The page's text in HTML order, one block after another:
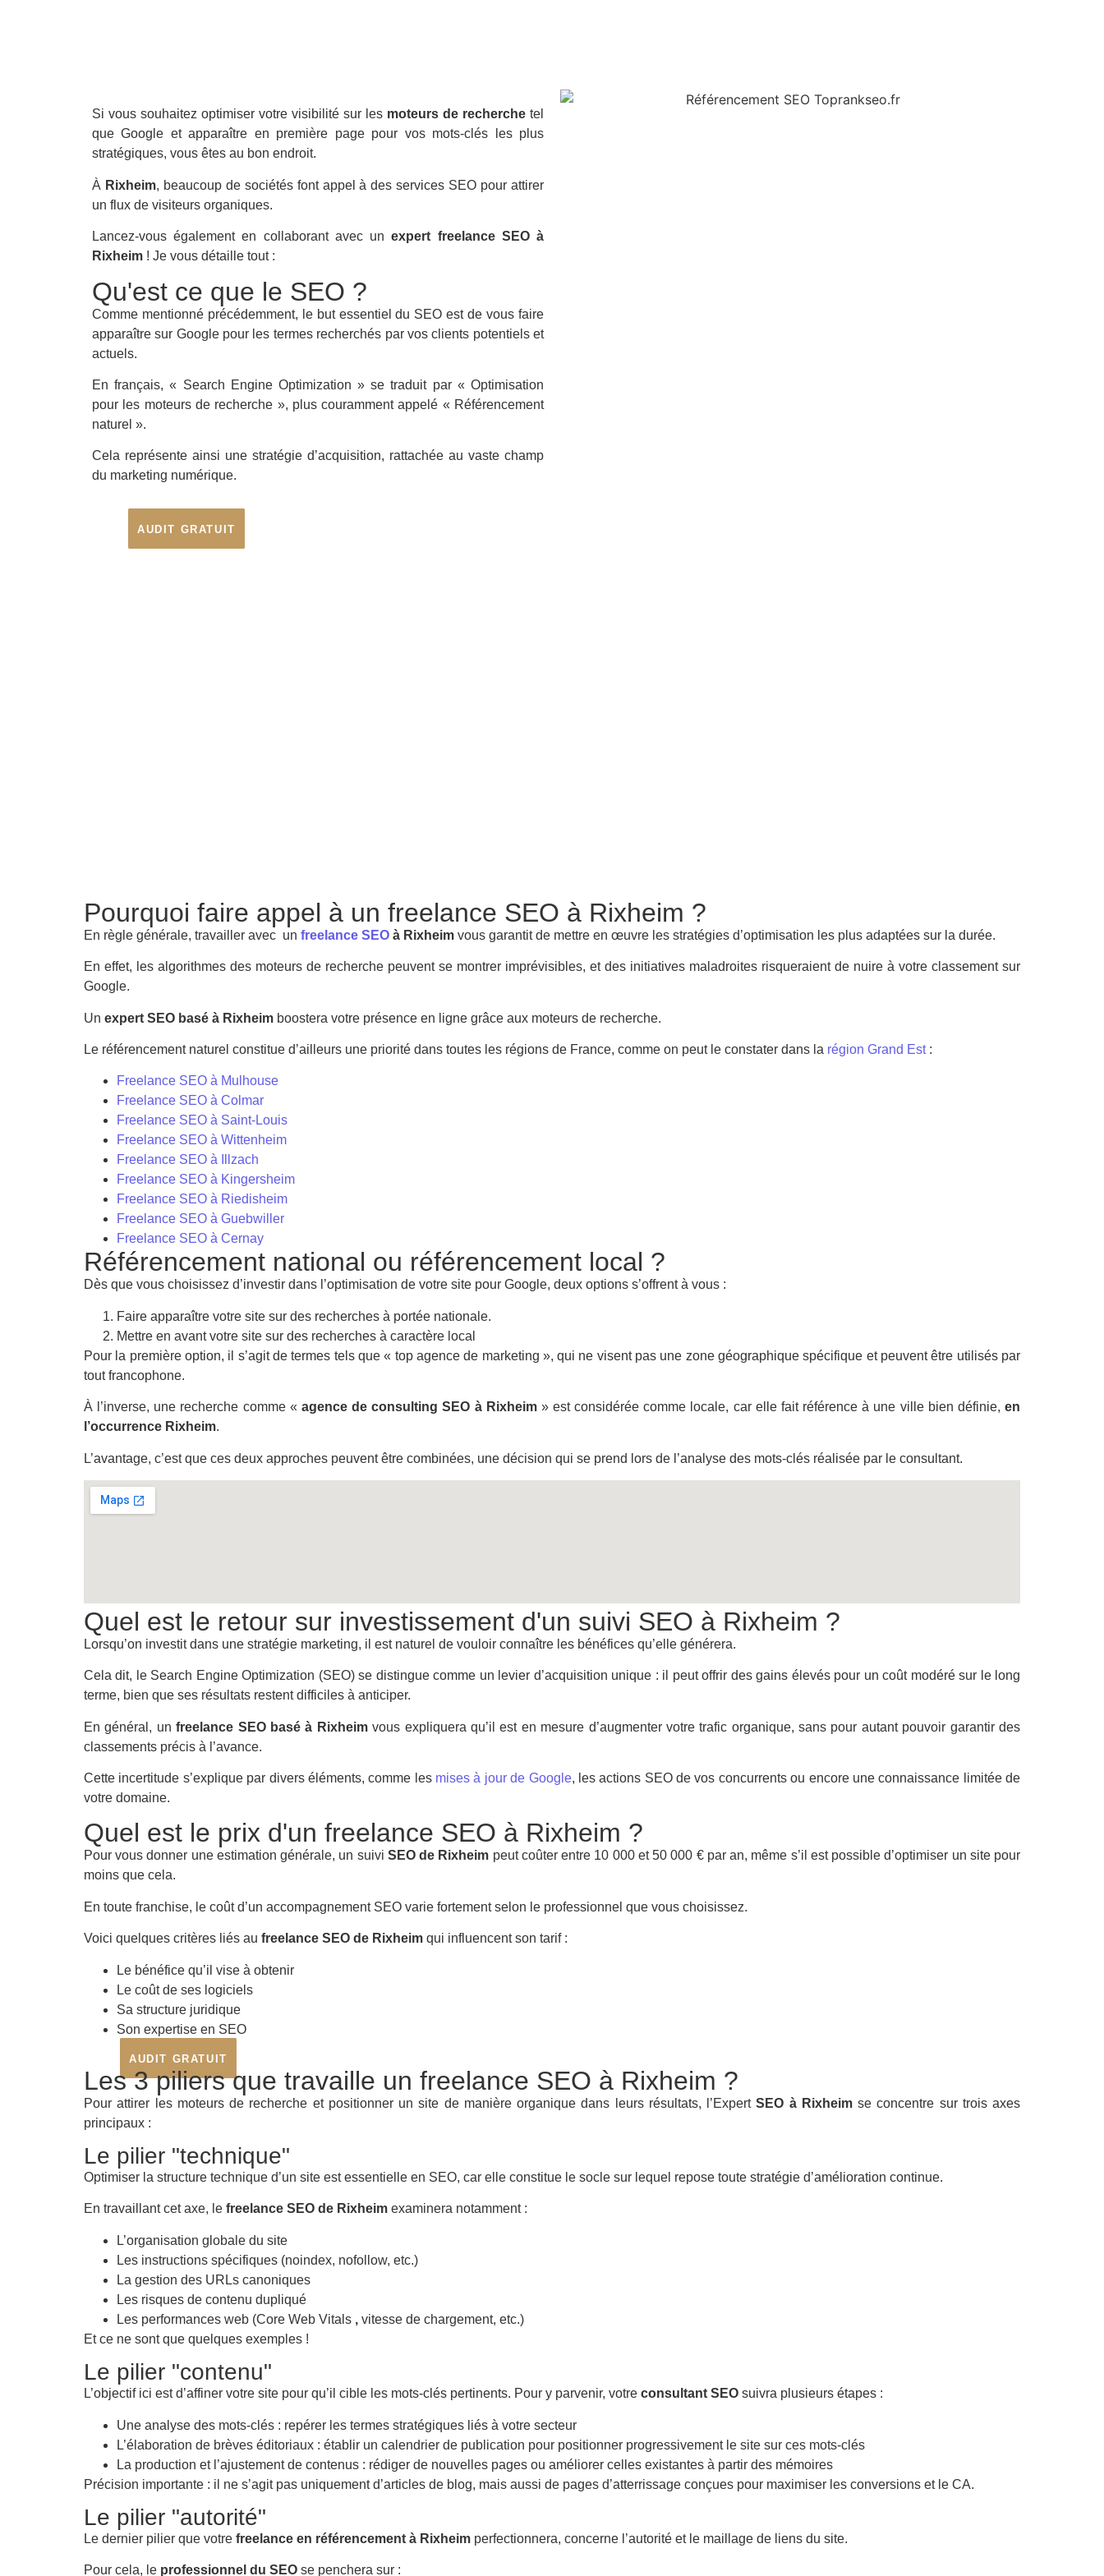
Si vous souhaitez optimiser votre visibilité sur les moteurs de recherche tel
que Google et apparaître en première page pour vos mots-clés les plus
stratégiques, vous êtes au bon endroit.
À Rixheim, beaucoup de sociétés font appel à des services SEO pour attirer
un flux de visiteurs organiques.
Lancez-vous également en collaborant avec unexpert freelance SEO à
Rixheim ! Je vous détaille tout :
Qu'est ce que le SEO ?
Comme mentionné précédemment, le but essentiel du SEO est de vous faire
apparaître sur Google pour les termes recherchés par vos clients potentiels et
actuels.
En français, « Search Engine Optimization » se traduit par « Optimisation
pour les moteurs de recherche », plus couramment appelé « Référencement
naturel ».
Cela représente ainsi une stratégie d’acquisition, rattachée au vaste champ
du marketing numérique.
AUDIT GRATUIT
Pourquoi faire appel à un freelance SEO à Rixheim ?
En règle générale, travailler avec un freelance SEO à Rixheim vous garantit de mettre en œuvre les stratégies d’optimisation les plus adaptées sur la durée.
En effet, les algorithmes des moteurs de recherche peuvent se montrer imprévisibles, et des initiatives maladroites risqueraient de nuire à votre classement sur
Google.
Un expert SEO basé à Rixheim boostera votre présence en ligne grâce aux moteurs de recherche.
Le référencement naturel constitue d’ailleurs une priorité dans toutes les régions de France, comme on peut le constater dans la région Grand Est:
Freelance SEO à Mulhouse
Freelance SEO à Colmar
Freelance SEO à Saint-Louis
Freelance SEO à Wittenheim
Freelance SEO à Illzach
Freelance SEO à Kingersheim
Freelance SEO à Riedisheim
Freelance SEO à Guebwiller
Freelance SEO à Cernay
Référencement national ou référencement local ?
Dès que vous choisissez d’investir dans l’optimisation de votre site pour Google, deux options s’offrent à vous :
Faire apparaître votre site sur des recherches à portée nationale.
Mettre en avant votre site sur des recherches à caractère local
Pour la première option, il s’agit de termes tels que « top agence de marketing », qui ne visent pas une zone géographique spécifique et peuvent être utilisés par
tout francophone.
À l’inverse, une recherche comme « agence de consulting SEO à Rixheim» est considérée comme locale, car elle fait référence à une ville bien définie,en
l’occurrence Rixheim.
L’avantage, c’est que ces deux approches peuvent être combinées, une décision qui se prend lors de l’analyse des mots-clés réalisée par le consultant.
Quel est le retour sur investissement d'un suivi SEO à Rixheim ?
Lorsqu’on investit dans une stratégie marketing, il est naturel de vouloir connaître les bénéfices qu’elle générera.
Cela dit, le Search Engine Optimization (SEO) se distingue comme un levier d’acquisition unique : il peut offrir des gains élevés pour un coût modéré sur le long
terme, bien que ses résultats restent difficiles à anticiper.
En général, unfreelance SEO basé à Rixheimvous expliquera qu’il est en mesure d’augmenter votre trafic organique, sans pour autant pouvoir garantir des
classements précis à l’avance.
Cette incertitude s’explique par divers éléments, comme les mises à jour de Google, les actions SEO de vos concurrents ou encore une connaissance limitée de
votre domaine.
Quel est le prix d'un freelance SEO à Rixheim ?
Pour vous donner une estimation générale, un suivi SEO de Rixheim peut coûter entre 10 000 et 50 000 € par an, même s’il est possible d’optimiser un site pour
moins que cela.
En toute franchise, le coût d’un accompagnement SEO varie fortement selon le professionnel que vous choisissez.
Voici quelques critères liés au freelance SEO de Rixheim qui influencent son tarif :
Le bénéfice qu’il vise à obtenir
Le coût de ses logiciels
Sa structure juridique
Son expertise en SEO
AUDIT GRATUIT
Les 3 piliers que travaille un freelance SEO à Rixheim ?
Pour attirer les moteurs de recherche et positionner un site de manière organique dans leurs résultats, l’ExpertSEO à Rixheimse concentre sur trois axes
principaux :
Le pilier "technique"
Optimiser la structure technique d’un site est essentielle en SEO, car elle constitue le socle sur lequel repose toute stratégie d’amélioration continue.
En travaillant cet axe, le freelance SEO de Rixheim examinera notamment :
L’organisation globale du site
Les instructions spécifiques (noindex, nofollow, etc.)
La gestion des URLs canoniques
Les risques de contenu dupliqué
Les performances web (Core Web Vitals , vitesse de chargement, etc.)
Et ce ne sont que quelques exemples !
Le pilier "contenu"
L’objectif ici est d’affiner votre site pour qu’il cible les mots-clés pertinents. Pour y parvenir, votre consultant SEO suivra plusieurs étapes :
Une analyse des mots-clés : repérer les termes stratégiques liés à votre secteur
L’élaboration de brèves éditoriaux : établir un calendrier de publication pour positionner progressivement le site sur ces mots-clés
La production et l’ajustement de contenus : rédiger de nouvelles pages ou améliorer celles existantes à partir des mémoires
Précision importante : il ne s’agit pas uniquement d’articles de blog, mais aussi de pages d’atterrissage conçues pour maximiser les conversions et le CA.
Le pilier "autorité"
Le dernier pilier que votre freelance en référencement à Rixheim perfectionnera, concerne l’autorité et le maillage de liens du site.
Pour cela, le professionnel du SEO se penchera sur :